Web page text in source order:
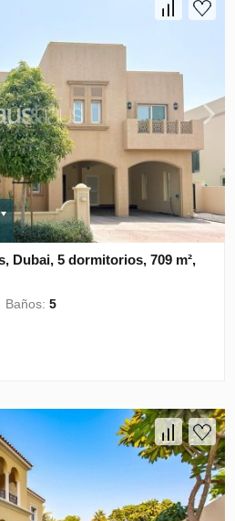
Dubai, 5 dormitorios, 709 m²,
Baños:5